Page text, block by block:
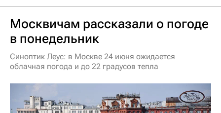
Москвичам рассказали о погоде
в понедельник
Синоптик Леус: в Москве 24 июня ожидается
облачная погода и до 22 градусов тепла